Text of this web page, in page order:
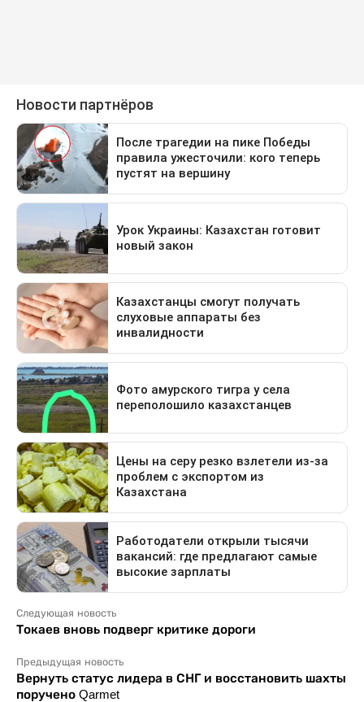
Следующая новость
Токаев вновь подверг критике дороги
Предыдущая новость
Вернуть статус лидера в СНГ и восстановить шахты
поручено Qarmet